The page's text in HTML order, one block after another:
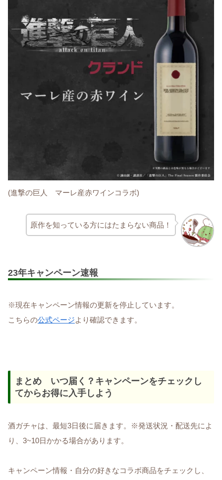
(進撃の巨人 マーレ産赤ワインコラボ)
原作を知っている方にはたまらない商品！
23年キャンペーン速報
※現在キャンペーン情報の更新を停止しています。
こちらの公式ページより確認できます。
まとめ いつ届く？キャンペーンをチェックし
てからお得に入手しよう
酒ガチャは、最短3日後に届きます。※発送状況・配送先によ
り、3~10日かかる場合があります。
キャンペーン情報・自分の好きなコラボ商品をチェックし、